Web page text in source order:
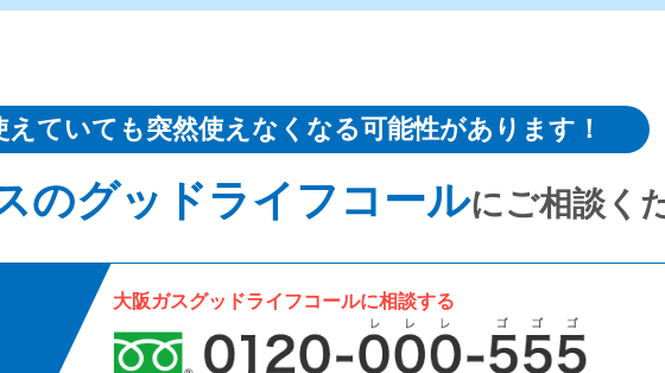
えていても突然使えなくなる可能性があります！
のグッドライフコールにご相談く
大阪ガスグッドライフコールに相談する